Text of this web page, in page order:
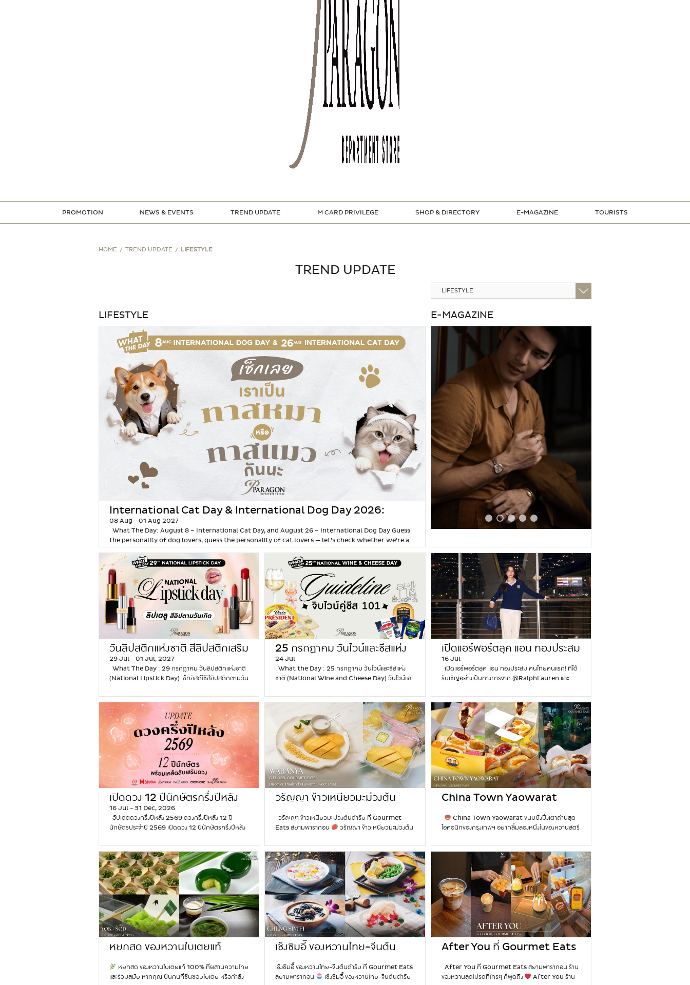
PROMOTION NEWS & EVENTS TREND UPDATE M CARD PRIVILEGE SHOP & DIRECTORY E-MAGAZINE TOURISTS
HOME TREND UPDATE LIFESTYLE
TREND UPDATE
LIFESTYLE
International Cat Day & International Dog Day 2026:
Check Whether You’re a Dog Slave or a Cat Slave
08 Aug - 01 Aug 2027
What The Day: August 8 – International Cat Day, and August 26 – International Dog Day Guess
the personality of dog lovers, guess the personality of cat lovers — let’s check whether we’re a
absolutely obsessed with your furry companion, unable to resist their charm, that means you’ve
officially become a…
Continue reading
t
e
r
a
t
i
n
a
C
t
D
a
&
I
n
e
n
a
o
a
l
o
g
D
a
2
6
E-MAGAZINE
วันลิปสติกแห่งชาติ สีลิปสติกเสริม
ดวงตามวันเกิด
29 Jul - 01 Jul, 2027
What The Day : 29 กรกฎาคม วันลิปสติกแห่งชาติ
(National Lipstick Day) เช็กลิสต์ใช้สีลิปสติกตามวัน
เครื่องสำอางอย่างอื่นมีอันเดียวได้ แต่ลิปสติกมีสีเดียวไม่
ได้! เพราะลิปสติกไม่ได้แค่ช่วยเพิ่มความสวยแค่อย่าง
เดียว แต่ยังช่วยเสริมดวงรับโชคด้วย สาวๆ สายมูมามุง
ด่วน เราเปิดตำหนักชี้เป้าสีลิปสติกเสริมดวงตามวันเกิด
ของคนที่เกิดทั้ง 7 วันมาฝาก คัดมาให้แล้วว่าสีลิปนี้ทา
แล้วเฮง ใครเห็นก็เมตตาเอ็นดู ช่วยเสริมโชคลาภ รับ
ทรัพย์ นำเรื่องเสน่ห์ ความรักโดดเด่น พร้อมเพิ่มความ
มั่นใจ เกิดวันไหนต้องทาสีอะไรมาดูกันเลย คนเกิดวัน
จันทร์ คนเกิดวันจันทร์เป็นสาวมีเสน่ห์ มีบุคลิกอ่อน
หวาน อ่อนโยน โกรธง่ายหายเร็ว แต่งตัวดี สุขุมรอบคอบ
มีความอดทน ช่างคิด ช่างฝัน จึงควรเลือกสีลิปสติกที่เข้า
กับบุคลิกเพื่อเสริมให้ภาพรวมของคนที่เกิดวันจันทร์ดูดี
ขึ้น เน้นโทนสีธรรมชาติจะทำให้ผู้พบเห็นรักและเมตตามาก
ขึ้น Must Have : สีชมพูนู้ด, สีส้มอมชมพู, สีพีช,
Chat&Shop สีชมพูนู้ด CHARLOTTE TILBURY
PILLOW TALK BLUSH BALM LIP TINT #Pillow
Talk สีส้มอมชมพู…Continue reading
วั
ลิ
ป
ส
ติ
ก
แ
ห่
ง
า
ติ
25 กรกฎาคม วันไวน์และชีสแห่ง
ชาติ (National Wine and
Cheese Day)
24 Jul
What the Day : 25 กรกฎาคม วันไวน์และชีสแห่ง
ชาติ (National Wine and Cheese Day) วันไวน์แล
อร่อยของไวน์และชีสชนิดต่างๆ ในทางวิทยาศาสตร์ ไวน์
และชีสคือคู่แท้แห่งบรรดาของว่างทั้งหมด เพราะไขมันในชีส
ที่เรากินจะช่วยเคลือบลิ้น ส่วนสารแทนนิน (Tannins) ใน
ไวน์ที่มีรสฝาดจะทำหน้าที่ช่วยล้างไขมันออก ทำให้ลิ้นของ
เรารับรสชาติได้ดียิ่งขึ้น ทำไมไวน์กับชีสถึงเป็น ‘คู่แท้’ ? ใน
ชีสมี “ไขมัน” สูง เมื่อเราเคี้ยว ไขมันจะเข้าไปเคลือบปุ่มรับ
รสบนลิ้นเกิดรสสัมผัสที่เค็ม มัน จนเกือบเริ่มเลี่ยน แต่
เมื่อเราจิบไวน์ตาม สาร “แทนนิน” (Tannins) ที่มีความ
ฝาดในไวน์จะเข้าไปจับกับโปรตีนในชีสและล้างไขมันในปาก
ออกไป ทำให้ลิ้นสะอาดและพร้อมรับรสชาติในคำต่อไปได้
อย่างเต็มที่ นี่จึงเป็นเหตุผลว่าทำไมยิ่งกิน ยิ่งดื่ม ถึงยิ่งฟิน
คุณจะเป็นนักดื่มไวน์สายลึก หรือเพิ่งเริ่มต้นเข้าวงการไวน์
วันที่ 25 กรกฎาคมนี้ ลองชวนเพื่อน ๆ หรือคนรู้ใจมาจัด
(Cheese Board) ดี ๆ สักจาน เพื่อร่วมเป็นส่วนหนึ่ง
ของเทศกาลเฉลิมฉลองไวน์และชีสกัน คู่มือจิบไวน์คู่ชีส
101
ไวน์แดง (Red Wine) เหมาะกับชีสรสเข้ม เนื้อ
แน่น หรือชีสบ่มนาน เพราะแทนนินในไวน์ช่วยตัดความ
มันของชีส ได้แก่ Cheddar – เชดดาร์เป็นชีสกึ่งแข็ง
(Semi-Hard) เนื้อสัมผัสค่อนข้างแข็งและยืดหยุ่น…
Continue reading2
5
ก
ร
ฎ
ค
ม
เปิดแอร์พอร์ตลุค แอน ทองประสม
คนไทยคนแรก ที่ได้รับเชิญอย่าง
เป็นทางการ
Championships
Wimbledon
16 Jul
เปิดแอร์พอร์ตลุค แอน ทองประสม คนไทยคนแรก! ที่ได้
รับเชิญอย่างเป็นทางการจาก @RalphLauren และ
ไปร่วมชมการแข่งขันเทนนิสแมตช์สำคัญ Wimbledon
Men’s Final ณ กรุงลอนดอน ประเทศอังกฤษ โดย แอน
ทองประสม ปรากฎตัวในลุค @PoloRalphLauren
Wimbledon Collection ถ่ายทอดสไตล์อันเป็น
เอกลักษณ์ของแบรนด์ผ่านเสื้อ Cable Knit Sweater
ประดับ Wimbledon Crest เลเยอร์กับเสื้อเชิ้ตลายทาง
สีฟ้า จับคู่กางเกงสีขาวและกระเป๋า Polo Play
Drawstring สี Navy สะท้อนความคลาสสิกเหนือกาล
เวลา พร้อมกลิ่นอาย Preppy ที่ได้รับแรงบันดาลใจจาก
โลกแห่งเทนนิส
เปิดดวง 12 ปีนักษัตรครึ่งปีหลัง
2569 พร้อมเคล็ดลับเสริมดวง
ประจำปีนักษัตร
16 Jul - 31 Dec, 2026
อัปเดตดวงครึ่งปีหลัง 2569 ดวงครึ่งปีหลัง 12 ปี
นักษัตรประจำปี 2569 เปิดดวง 12 ปีนักษัตรครึ่งปีหลัง
มาถึงครึ่งปีหลังของปี 2569 กันแล้ว มาอัปเดตเช็กดวง
ครึ่งปีหลังของทั้ง 12 ปีนักษัตรกันหน่อย ใครกำลังดวง
เปลี่ยนพลิกจากร้ายกลายเป็นดี หรือใครต้องระวังเรื่อง
ไหนเป็นพิเศษ พร้อมวิธีเสริมดวงรับความเฮง มาเช็กดวง
ครึ่งปีหลัง 2569 ของทั้ง 12 ปีนักษัตรกันเลย • คนเกิด
ปีชวด ดวงครึ่งปีหลัง 2569 การงาน: มีแนวโน้มจะได้รับ
สิ่งที่รอมานาน โอกาสใหม่ๆ สิ่งที่เคยวางแผนหรือเตรียม
ตัวไว้จะเริ่มเห็นผล เหมาะกับการเริ่มต้นธุรกิจ ขยาย
กิจการ หรือดำเนินการสิ่งสำคัญที่วางแผนไว้หรือลังเลให้
สำเร็จ จะได้รับการสนับสนุนจากผู้ใหญ่หรือคนที่มี
ประสบการณ์ คนทำงานประจำมีโอกาสได้เลื่อนตำแหน่ง ได้
มีโอกาสสร้างรายได้และเห็นรายได้ที่เพิ่มขึ้น เป็นช่วงเวลา
ของการปรับตัวและพลิกฟื้น มีรายได้เข้ามาหลายช่องทาง
วรัญญา ข้าวเหนียวมะม่วงต้น
ตำรับ ที่ Gourmet Eats สยาม
พารากอน
วรัญญา ข้าวเหนียวมะม่วงต้นตำรับ ที่ Gourmet
Eats สยามพารากอน
วรัญญา ข้าวเหนียวมะม่วงต้น
ไม่สมบูรณ์เลยถ้าไม่ได้ลองข้าวเหนียวมะม่วง! เป็นที่รัก
ของทั้งคนไทยและนักท่องเที่ยวจากทั่วโลก ข้าวเหนียว
มะม่วงคือของหวานสุดไอคอนิกของไทย และเมื่อคุณได้ลิ้ม
ลองแล้ว คุณจะเข้าใจว่าทำไมมันถึงครองใจคนหลายรุ่นมา
โดยตลอด
ที่ วรัญญา คุณจะได้สัมผัสของหวานไทย
คลาสสิกสุดโปรดนี้ ที่ทำจากรสชาติต้นตำรับและวัตถุดิบ
พรีเมียม แต่ละจานมาพร้อมข้าวเหนียวหอมกรุ่นที่อบ
ด้วยกะทิเข้มข้น คู่กับมะม่วงสุกหวานฉ่ำ ผสมผสานกันได้
อย่างลงตัว ทั้งอบอุ่นใจและน่าจดจำ
จุดเด่นของ
ข้าวเหนียวมะม่วงวรัญญา ข้าวเหนียวมันกะทิเนื้อครีมมี่
และมะม่วงฉ่ำน้ำผสานกันได้อย่างงดงาม สร้างความสมดุล
เรียบง่าย แต่กลับเป็นหนึ่งในประสบการณ์การกินที่น่า
จดจำที่สุดของไทย
ทำไมต้องลองข้าวเหนียวมะม่วง
China Town Yaowarat
ขนมปังปิ้งเตาถ่านชื่อดัง ที่
Gourmet Eats สยามพารา
China Town Yaowarat ขนมปังปิ้งเตาถ่านสุด
ไอคอนิกของกรุงเทพฯ อยากลิ้มลองหนึ่งในของหวานสตรี
เที่ยวเยาวราช (ไชน่าทาวน์แห่งกรุงเทพฯ) คุณอาจเคยเห็น
แถวยาวเหยียดที่รอซื้อขนมปังปิ้งเตาถ่านชื่อดังจาก
China Town Yaowarat เป็นที่รักของทั้งคนไทยและ
นักท่องเที่ยว ขนมปังปิ้งเตาถ่านนี้ได้กลายเป็นหนึ่งในเมนู
สุดไอคอนิกของวงการสตรีทฟู้ดในกรุงเทพฯ
ปิ้งสด
ใหม่ทุกชิ้นจนได้ความกรอบนอกนุ่มในกำลังดี สอดไส้เต็ม
คำด้วยรสชาติหลากหลายที่ทำให้ใครๆ ก็ต้องกลับมาซื้อ
ซ้ำ ทุกคำเต็มไปด้วยความอบอุ่น ความหวาน และเสน่ห์
แบบสตรีทฟู้ดต้นตำรับของกรุงเทพฯ
รสชาติที่
ต้องลองที่ China Town Yaowarat
นมข้นหวาน
เนย – รสชาติคลาสสิกที่ไม่มีใครไม่รู้จัก หวานมัน
มี่ หอมกลิ่นใบเตยแบบไทยแท้
ช็อกโกแลต – เข้มข้น
หวานละมุน ถูกใจคนรักช็อกโกแลต 🧋 ชานมไทย – ไส้ชา
หยกสด ของหวานใบเตยแท้
100% ที่ Gourmet Eats
สยามพารากอน
หยกสด ของหวานใบเตยแท้ 100% ที่ผสานความไทย
และร่วมสมัย หากคุณเป็นคนที่ชื่นชอบใบเตย หรือกำลัง
เช็งซิมอี๊ ของหวานไทย-จีนต้น
ตำรับ ที่ Gourmet Eats สยาม
พารากอน
เช็งซิมอี๊ ของหวานไทย-จีนต้นตำรับ ที่ Gourmet Eats
สยามพารากอน
เช็งซิมอี๊ ของหวานไทย-จีนต้นตำรับ
After You ที่ Gourmet Eats
สยามพารากอน ร้านของหวานสุด
โปรดที่ใครๆ ก็พูดถึง
After You ที่ Gourmet Eats สยามพารากอน ร้าน
ของหวานสุดโปรดที่ใครๆ ก็พูดถึง
After You ร้าน